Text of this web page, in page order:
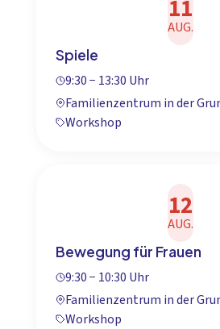
11
AUG.
Spiele
9:30 − 13:30 Uhr
Familienzentrum in der
Workshop
12
AUG.
Bewegung für Frauen
9:30 − 10:30 Uhr
Familienzentrum in der
Workshop